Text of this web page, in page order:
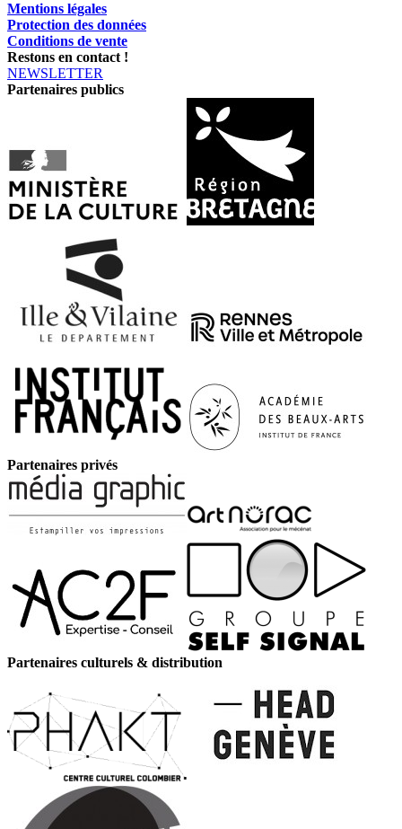
Mentions légales
Protection des données
Conditions de vente
Restons en contact !
NEWSLETTER
Partenaires publics
Partenaires privés
Partenaires culturels & distribution